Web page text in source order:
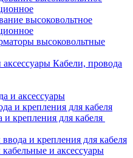
высоковольтное
высоковольтные
Кабели, провода
и аксессуары
крепления для кабеля
и крепления для кабеля